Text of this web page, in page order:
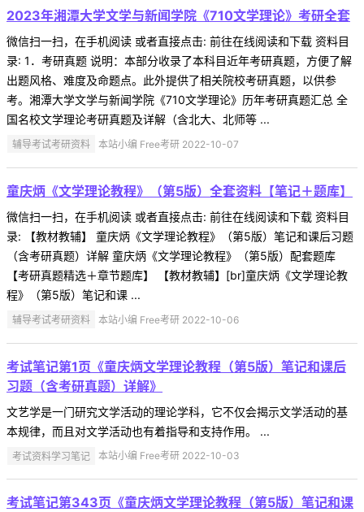
2023年湘潭大学文学与新闻学院《710文学理论》考研全套
微信扫一扫，在手机阅读 或者直接点击: 前往在线阅读和下载 资料目
录: 1．考研真题 说明：本部分收录了本科目近年考研真题，方便了解
出题风格、难度及命题点。此外提供了相关院校考研真题，以供参
考。湘潭大学文学与新闻学院《710文学理论》历年考研真题汇总 全
国名校文学理论考研真题及详解（含北大、北师等 ...
辅导考试考研资料 本站小编 Free考研 2022-10-07
童庆炳《文学理论教程》（第5版）全套资料【笔记＋题库】
微信扫一扫，在手机阅读 或者直接点击: 前往在线阅读和下载 资料目
录: 【教材教辅】 童庆炳《文学理论教程》（第5版）笔记和课后习题
（含考研真题）详解 童庆炳《文学理论教程》（第5版）配套题库
【考研真题精选＋章节题库】 【教材教辅】[br]童庆炳《文学理论教
程》（第5版）笔记和课 ...
辅导考试考研资料 本站小编 Free考研 2022-10-06
考试笔记第1页《童庆炳文学理论教程（第5版）笔记和课后
习题（含考研真题）详解》
文艺学是一门研究文学活动的理论学科，它不仅会揭示文学活动的基
本规律，而且对文学活动也有着指导和支持作用。 ...
考试资料学习笔记 本站小编 Free考研 2022-10-03
考试笔记第343页《童庆炳文学理论教程（第5版）笔记和课